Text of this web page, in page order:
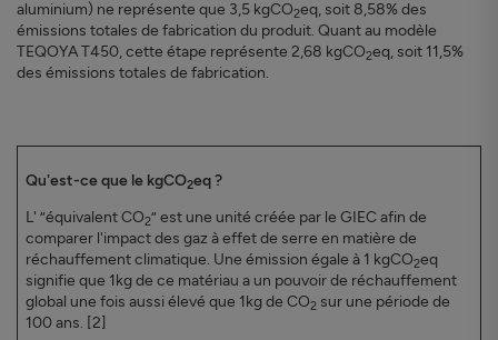
aluminium) ne représente que 3,5 kgCO2eq, soit 8,58% des
émissions totales de fabrication du produit. Quant au modèle
TEQOYA T450, cette étape représente 2,68 kgCO2eq, soit 11,5%
des émissions totales de fabrication.
Qu'est-ce que le kgCO2eq ?
L' ”équivalent CO2” est une unité créée par le GIEC afin de
comparer l'impact des gaz à effet de serre en matière de
réchauffement climatique. Une émission égale à 1 kgCO2eq
signifie que 1kg de ce matériau a un pouvoir de réchauffement
global une fois aussi élevé que 1kg de CO2 sur une période de
100 ans. [2]